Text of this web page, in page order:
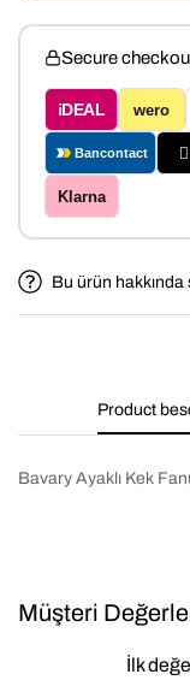
Secure
iDEAL wero
Bancontact
Klarna
Bu ürün hakkında
Product
Bavary Ayaklı Kek
Müşteri
İlk